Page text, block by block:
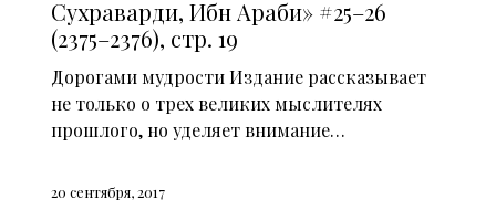
Сухраварди, Ибн Араби» #25–26
(2375–2376), стр. 19
Дорогами мудрости Издание рассказывает
не только о трех великих мыслителях
прошлого, но уделяет внимание…
20 сентября, 2017